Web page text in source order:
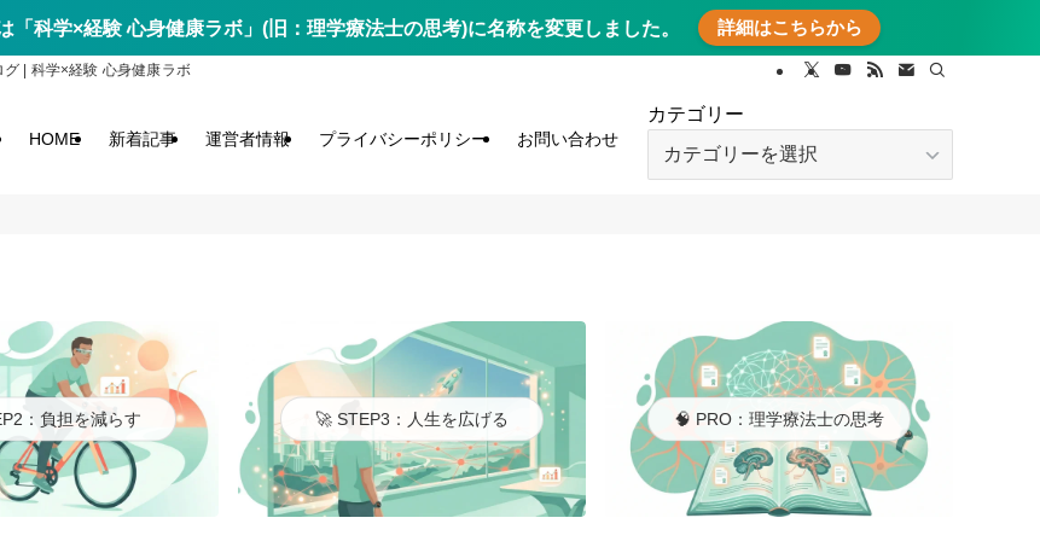
「科学×経験 心身健康ラボ」(旧：理学療法士の思考)に名称を変更しました。 詳細はこちらから
| 科学×経験 心身健康ラボ
HOME 新着記事 運営者情報 プライバシーポリシー お問い合わせ
カテゴリー
：負担を減らす 🚀 STEP3：人生を広げる 🧠 PRO：理学療法士の思考